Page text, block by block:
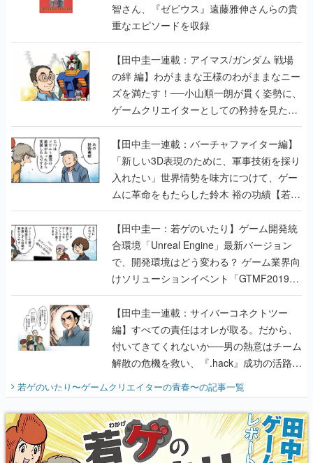
智さん、『ゼビウス』遠藤雅伸さんらの貴
重なエピソードを収録
【田中圭一連載：アイマス/ガンダム 戦場
の絆 編】わがままな王様のわがままなニー
ズを満たす！──小山順一朗が貫く姿勢に、
ゲームクリエイターとしての矜持を見た
【若ゲのいたり最終回】
【田中圭一連載：バーチャファイター編】
「新しい3D表現のために、軍事技術を採り
入れたい」世界情勢を味方につけて、ゲー
ムに革命をもたらした鈴木 裕の功績【若ゲ
のいたり】
【田中圭一：若ゲのいたり】ゲーム開発統
合環境「Unreal Engine」最新バージョン
で、開発環境はどう変わる？ ゲーム業界向
けソリューションイベント「GTMF2019」
に行って、より理解を深めよう【PR】
【田中圭一連載：サイバーコネクトツー
編】すべての責任はオレが取る。だから、
付いてきてくれないか──男の熱意はチーム
解散の危機を救い、『.hack』成功の活路を
『少年ジャンプ』色だった【若ゲのいた
り】
若ゲのいたり〜ゲームクリエイターの青春〜の記事一覧